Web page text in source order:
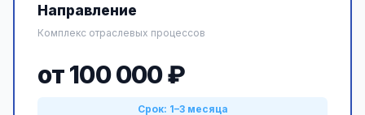
Направление
Комплекс отраслевых процессов
от 100 000 ₽
Срок: 1–3 месяца